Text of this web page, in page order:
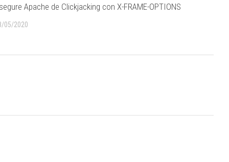
Apache de Clickjacking con X-FRAME-OPTIONS
05/2020